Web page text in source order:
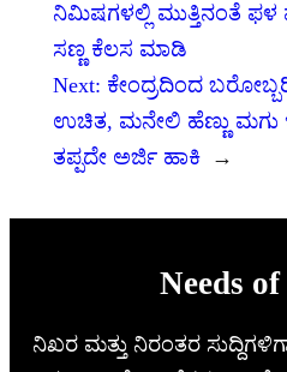
ನಿಮಿಷಗಳಲ್ಲಿ ಮುತ್ತಿನಂತೆ
ಸಣ್ಣ ಕೆಲಸ ಮಾಡಿ
Next: ಕೇಂದ್ರದಿಂದ
ಉಚಿತ, ಮನೇಲಿ ಹೆಣ್ಣು ಮಗು
ತಪ್ಪದೇ ಅರ್ಜಿ ಹಾಕಿ →
Needs
ನಿಖರ ಮತ್ತು ನಿರಂತರ